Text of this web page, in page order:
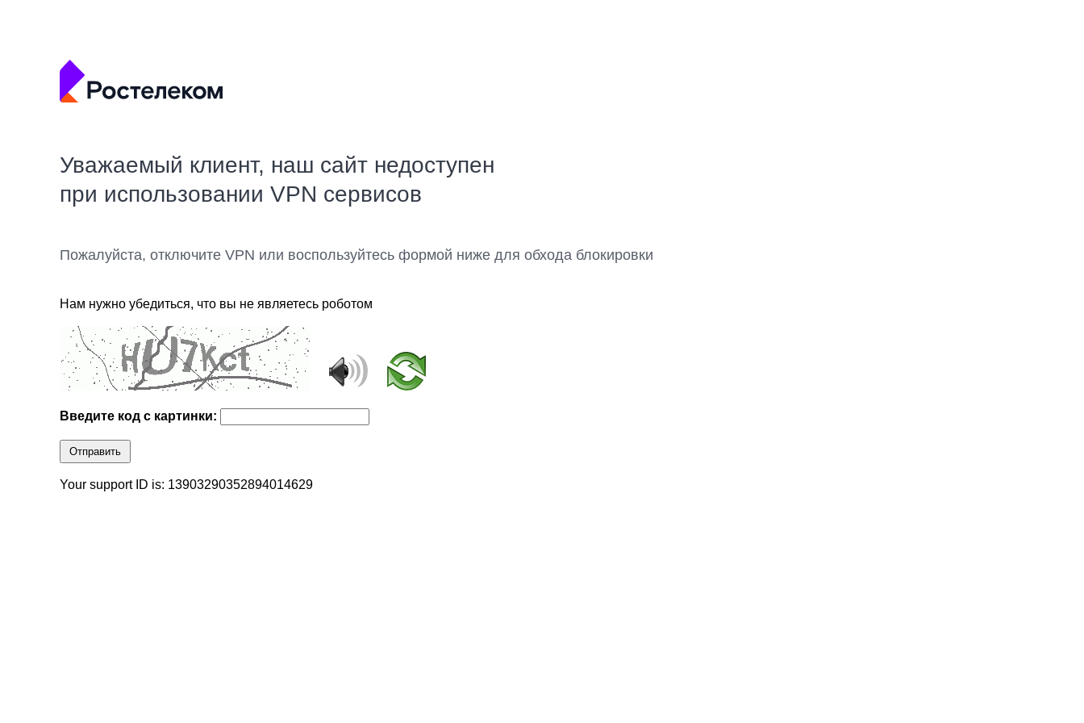
Уважаемый клиент, наш сайт недоступен
при использовании VPN сервисов
Пожалуйста, отключите VPN или воспользуйтесь формой ниже для обхода блокировки
Нам нужно убедиться, что вы не являетесь роботом
Введите код с картинки:
Отправить
Your support ID is: 13903290352894014629